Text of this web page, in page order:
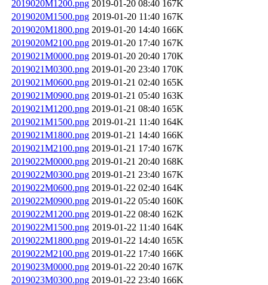
2019020M1200.png 2019-01-20 08:40 167K
2019020M1500.png 2019-01-20 11:40 167K
2019020M1800.png 2019-01-20 14:40 166K
2019020M2100.png 2019-01-20 17:40 167K
2019021M0000.png 2019-01-20 20:40 170K
2019021M0300.png 2019-01-20 23:40 170K
2019021M0600.png 2019-01-21 02:40 165K
2019021M0900.png 2019-01-21 05:40 163K
2019021M1200.png 2019-01-21 08:40 165K
2019021M1500.png 2019-01-21 11:40 164K
2019021M1800.png 2019-01-21 14:40 166K
2019021M2100.png 2019-01-21 17:40 167K
2019022M0000.png 2019-01-21 20:40 168K
2019022M0300.png 2019-01-21 23:40 167K
2019022M0600.png 2019-01-22 02:40 164K
2019022M0900.png 2019-01-22 05:40 160K
2019022M1200.png 2019-01-22 08:40 162K
2019022M1500.png 2019-01-22 11:40 164K
2019022M1800.png 2019-01-22 14:40 165K
2019022M2100.png 2019-01-22 17:40 166K
2019023M0000.png 2019-01-22 20:40 167K
2019023M0300.png 2019-01-22 23:40 166K